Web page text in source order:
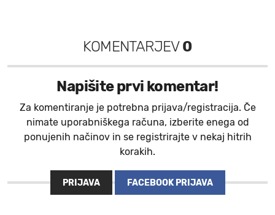
KOMENTARJEV0
Napišite prvi komentar!
Za komentiranje je potrebna prijava/registracija. Če
nimate uporabniškega računa, izberite enega od
ponujenih načinov in se registrirajte v nekaj hitrih
korakih.
PRIJAVA FACEBOOK PRIJAVA